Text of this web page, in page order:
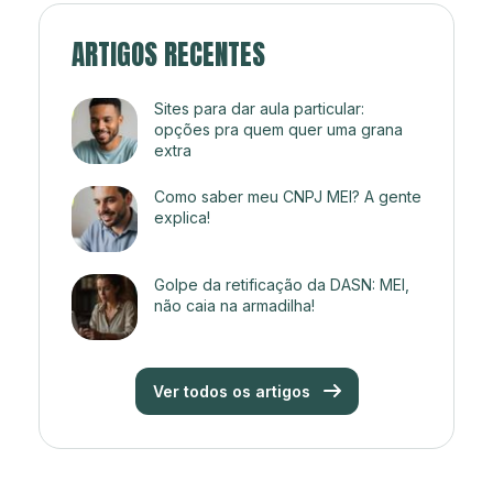
ARTIGOS RECENTES
Sites para dar aula particular:
opções pra quem quer uma grana
extra
Como saber meu CNPJ MEI? A gente
explica!
Golpe da retificação da DASN: MEI,
não caia na armadilha!
Ver todos os artigos